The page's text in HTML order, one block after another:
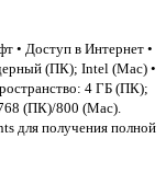
• Доступ в Интернет •
(ПК); Intel (Mac) •
4 ГБ (ПК);
(ПК)/800 (Mac).
для получения полной